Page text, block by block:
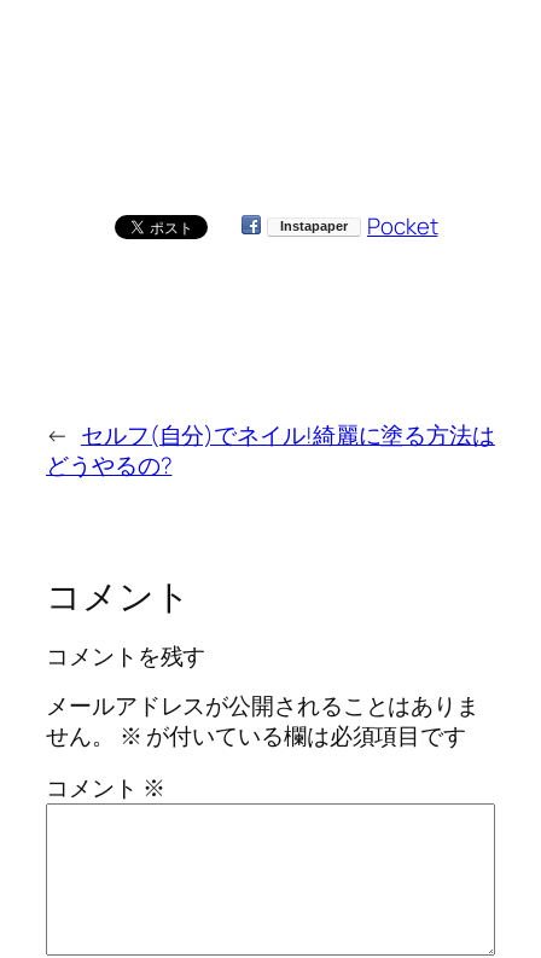
Pocket
← セルフ(自分)でネイル!綺麗に塗る方法は
どうやるの?
コメント
コメントを残す
メールアドレスが公開されることはありま
せん。
※ が付いている欄は必須項目です
コメント ※